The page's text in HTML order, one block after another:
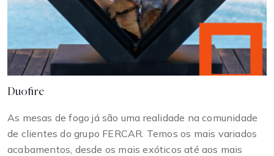
Duofire
As mesas de fogo já são uma realidade na comunidade
de clientes do grupo FERCAR. Temos os mais variados
acabamentos, desde os mais exóticos até aos mais